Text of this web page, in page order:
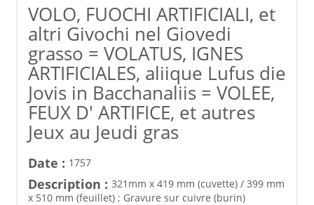
VOLO, FUOCHI ARTIFICIALI, et
altri Givochi nel Giovedi
grasso = VOLATUS, IGNES
ARTIFICIALES, aliique Lufus die
Jovis in Bacchanaliis = VOLEE,
FEUX D' ARTIFICE, et autres
Jeux au Jeudi gras
Date : 1757
Description : 321mm x 419 mm (cuvette) / 399 mm
x 510 mm (feuillet) ; Gravure sur cuivre (burin)